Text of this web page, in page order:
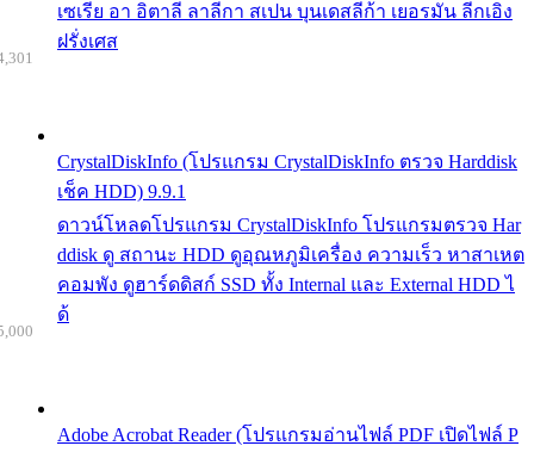
เซเรีย อา อิตาลี ลาลีกา สเปน บุนเดสลีก้า เยอรมัน ลีกเอิง
ฝรั่งเศส
CrystalDiskInfo (โปรแกรม CrystalDiskInfo ตรวจ Harddisk
เช็ค HDD) 9.9.1
ดาวน์โหลดโปรแกรม CrystalDiskInfo โปรแกรมตรวจ Har
ddisk ดู สถานะ HDD ดูอุณหภูมิเครื่อง ความเร็ว หาสาเหต
คอมพัง ดูฮาร์ดดิสก์ SSD ทั้ง Internal และ External HDD ไ
ด้
Adobe Acrobat Reader (โปรแกรมอ่านไฟล์ PDF เปิดไฟล์ P